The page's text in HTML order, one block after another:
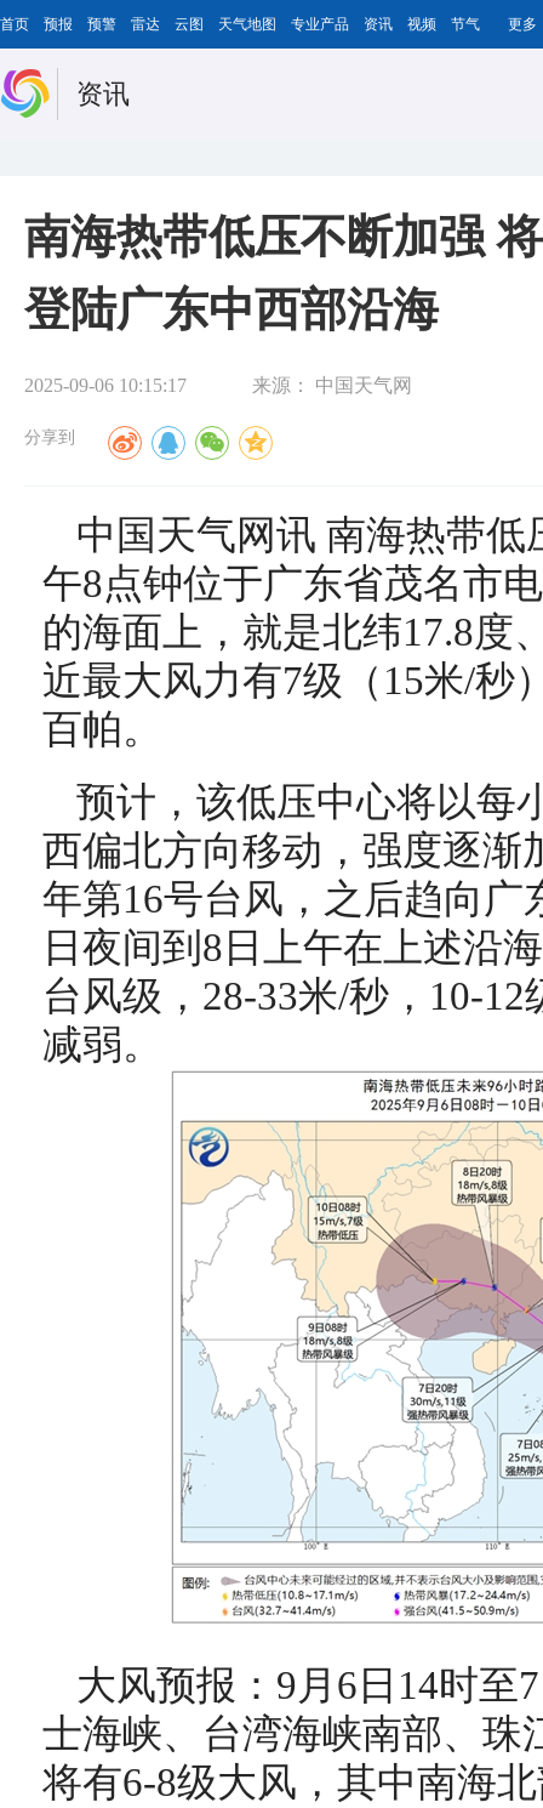
首页 预报 预警 雷达 云图 天气地图 专业产品 资讯 视频 节气 更多
资讯
南海热带低压不断加强
登陆广东中西部沿海
2025-09-06 10:15:17 来源： 中国天气网
分享到
中国天气网讯 南海热带低
午8点钟位于广东省茂名市
的海面上，就是北纬17.8度
近最大风力有7级（ 15米/秒
百帕。
预计，该低压中心将以每
西偏北方向移动，强度逐渐
年第16号台风，之后趋向广
日夜间到8日上午在上述沿
台风级，28-33米/秒，10-
减弱。
大风预报：9月6日14时至
士海峡、台湾海峡南部、珠
将有6-8级大风，其中南海